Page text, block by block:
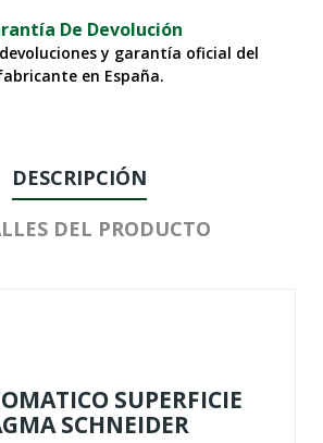
De Devolución
y garantía oficial del
en España.
DESCRIPCIÓN
DEL PRODUCTO
SUPERFICIE
SCHNEIDER